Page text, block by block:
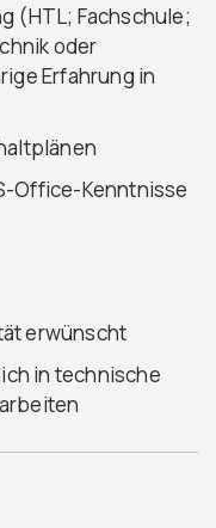
(HTL; Fachschule;
oder
Erfahrung in
Office-Kenntnisse
erwünscht
in technische